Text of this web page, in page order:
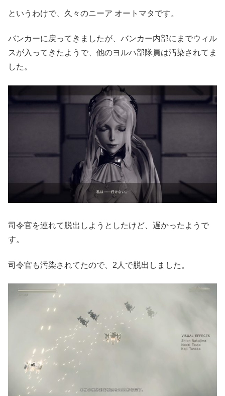
というわけで、久々のニーア オートマタです。
バンカーに戻ってきましたが、バンカー内部にまでウィル
スが入ってきたようで、他のヨルハ部隊員は汚染されてま
した。
司令官を連れて脱出しようとしたけど、遅かったようで
す。
司令官も汚染されてたので、2人で脱出しました。